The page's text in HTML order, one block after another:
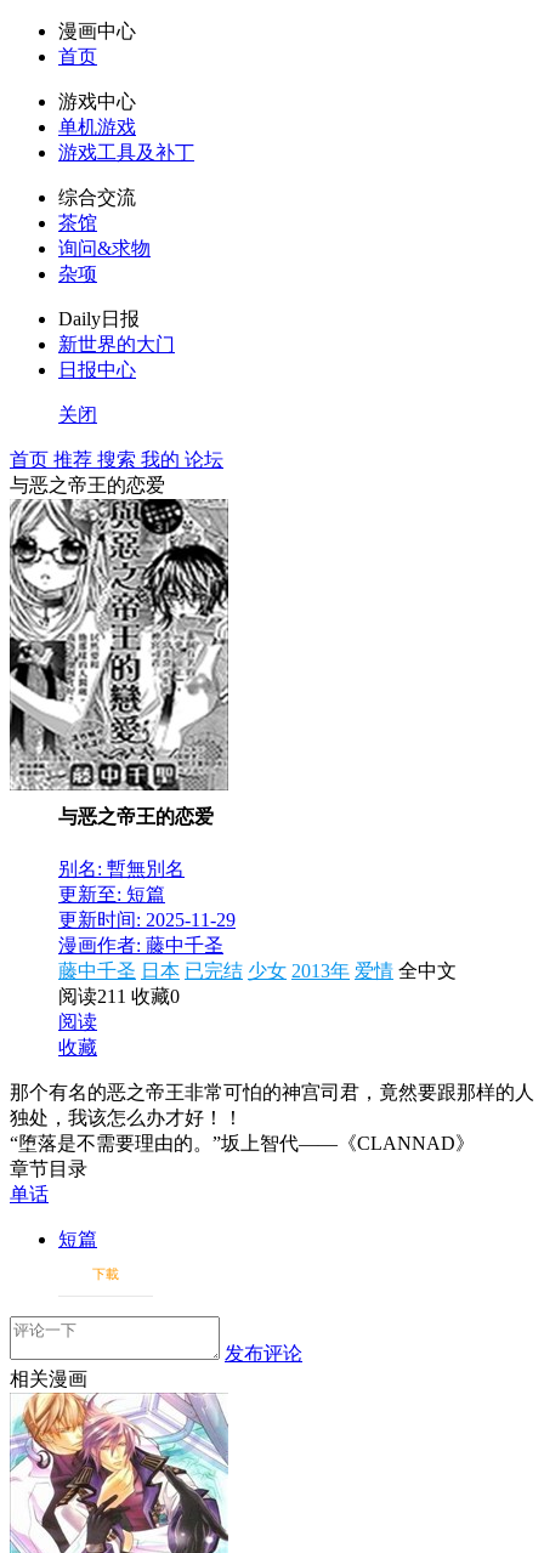
漫画中心
首页
游戏中心
单机游戏
游戏工具及补丁
综合交流
茶馆
询问&求物
杂项
Daily日报
新世界的大门
日报中心
关闭
首页 推荐 搜索 我的 论坛
与恶之帝王的恋爱
与恶之帝王的恋爱
别名: 暫無別名
更新至: 短篇
更新时间: 2025-11-29
漫画作者: 藤中千圣
藤中千圣 日本 已完结 少女 2013年 爱情 全中文
阅读211 收藏0
阅读
收藏
那个有名的恶之帝王非常可怕的神宫司君，竟然要跟那样的人
独处，我该怎么办才好！！
“堕落是不需要理由的。”坂上智代——《CLANNAD》
章节目录
单话
短篇
下載
发布评论
相关漫画